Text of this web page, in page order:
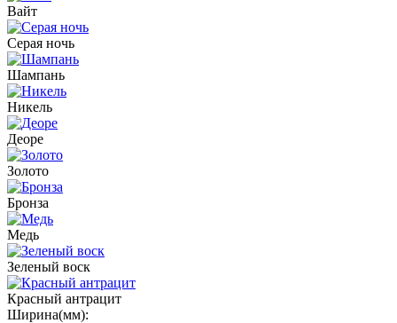
Вайт
Серая ночь
Шампань
Никель
Деоре
Золото
Бронза
Медь
Зеленый воск
Красный антрацит
Ширина(мм):